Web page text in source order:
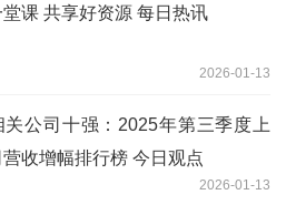
堂课 共享好资源 每日热讯
2026-01-13
关公司十强：2025年第三季度上
收增幅排行榜 今日观点
2026-01-13